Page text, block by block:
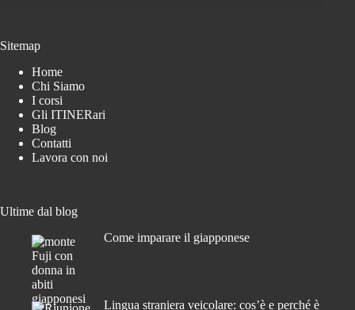
Sitemap
Home
Chi Siamo
I corsi
Gli ITINERari
Blog
Contatti
Lavora con noi
Ultime dal blog
Come imparare il giapponese
Lingua straniera veicolare: cos’è e perché è